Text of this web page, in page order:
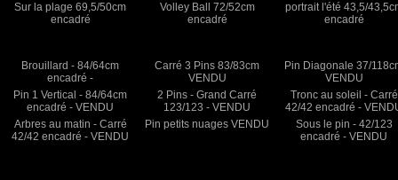
Sur la plage 69,5/50cm
encadré
Volley Ball 72/52cm
encadré
portrait l'été 43,5/
encadré
Brouillard - 84/64cm
encadré -
Carré 3 Pins 83/83cm
VENDU
Pin Diagonale 37/
VENDU
Pin 1 Vertical - 84/64cm
encadré - VENDU
2 Pins - Grand Carré
123/123 - VENDU
Tronc au soleil - Carré
42/42 encadré -
Arbres au matin - Carré
42/42 encadré - VENDU
Pin petits nuages VENDU
Sous le pin - 42/123
encadré - VENDU